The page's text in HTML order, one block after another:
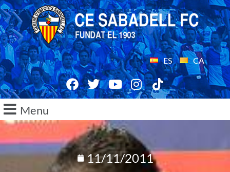
ES CA
Menu
11/11/2011